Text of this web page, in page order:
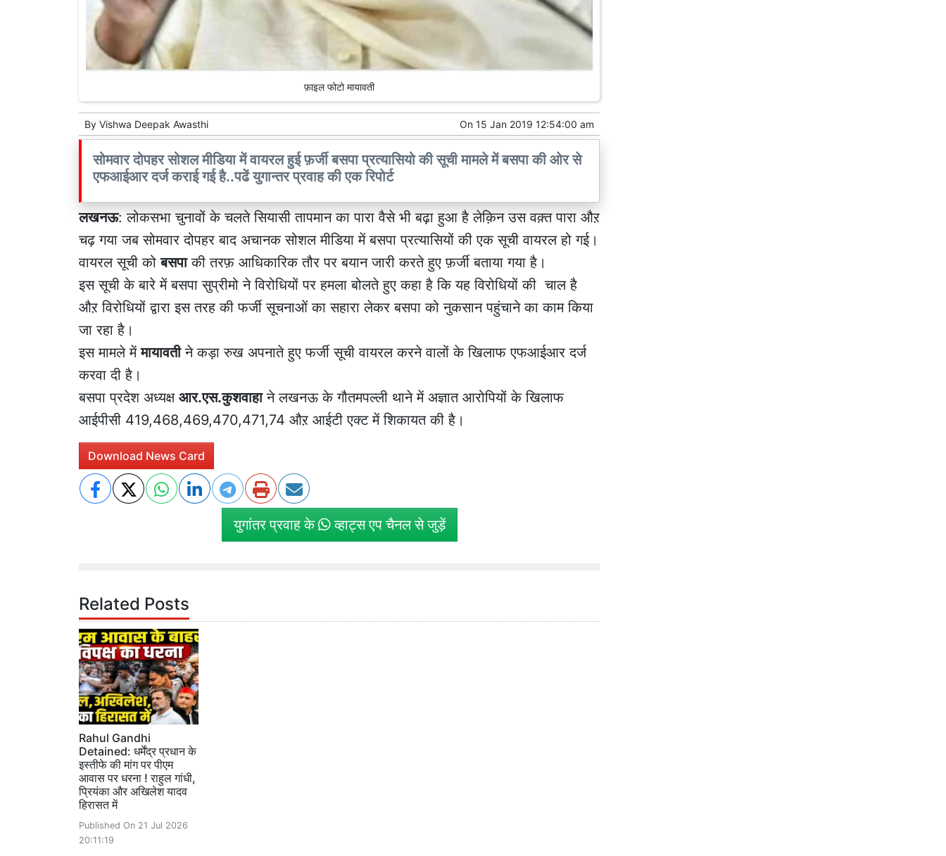
फ़ाइल फोटो मायावती
By Vishwa Deepak Awasthi On 15 Jan 2019 12:54:00 am
सोमवार दोपहर सोशल मीडिया में वायरल हुई फ़र्जी बसपा प्रत्यासियो की सूची मामले में बसपा की ओर से
एफआईआर दर्ज कराई गई है..पढें युगान्तर प्रवाह की एक रिपोर्ट
लखनऊ: लोकसभा चुनावों के चलते सियासी तापमान का पारा वैसे भी बढ़ा हुआ है लेक़िन उस वक़्त पारा औऱ
चढ़ गया जब सोमवार दोपहर बाद अचानक सोशल मीडिया में बसपा प्रत्यासियों की एक सूची वायरल हो गई।
वायरल सूची कोबसपाकी तरफ़ आधिकारिक तौर पर बयान जारी करते हुए फ़र्जी बताया गया है।
इस सूची के बारे में बसपा सुप्रीमो ने विरोधियों पर हमला बोलते हुए कहा है कि यह विरोधियों की चाल है
औऱ विरोधियों द्वारा इस तरह की फर्जी सूचनाओं का सहारा लेकर बसपा को नुकसान पहुंचाने का काम किया
जा रहा है।
इस मामले मेंमायावतीने कड़ा रुख अपनाते हुए फर्जी सूची वायरल करने वालों के खिलाफ एफआईआर दर्ज
करवा दी है।
बसपा प्रदेश अध्यक्ष आर.एस.कुशवाहाने लखनऊ के गौतमपल्ली थाने में अज्ञात आरोपियों के खिलाफ
आईपीसी 419,468,469,470,471,74 औऱ आईटी एक्ट में शिकायत की है।
Download News Card
युगांतर प्रवाह के व्हाट्स एप चैनल से जुड़ें
Related Posts
Rahul Gandhi
Detained: धर्मेंद्र प्रधान के
इस्तीफे की मांग पर पीएम
आवास पर धरना ! राहुल गांधी,
प्रियंका और अखिलेश यादव
हिरासत में
Published On 21 Jul 2026
20:11:19